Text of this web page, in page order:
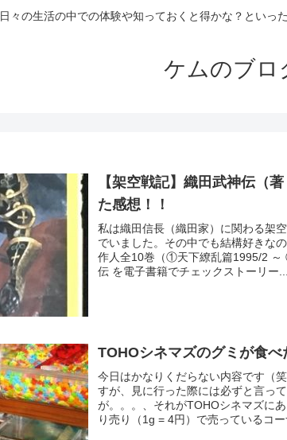
日々の生活の中での体験や知っておくと得かな？といっ
ケムのブ
【架空戦記】織田武神伝（
た感想！！
私は織田信長（織田家）に関わる架
でいました。その中でも結構好きな
作人全10巻（①天下繚乱篇1995/2
伝 を電子書籍でチェックストーリー...
TOHOシネマズのグミが食べ
今日はかなりくだらない内容です（
すが、見に行った際には必ずと言っ
が。。。、それがTOHOシネマズに
り売り（1g = 4円）で売っているコー